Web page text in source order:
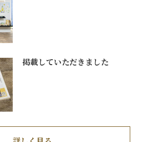
掲載していただきました